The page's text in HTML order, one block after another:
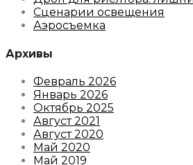
Сценарии освещения
Аэросъемка
Архивы
Февраль 2026
Январь 2026
Октябрь 2025
Август 2021
Август 2020
Май 2020
Май 2019